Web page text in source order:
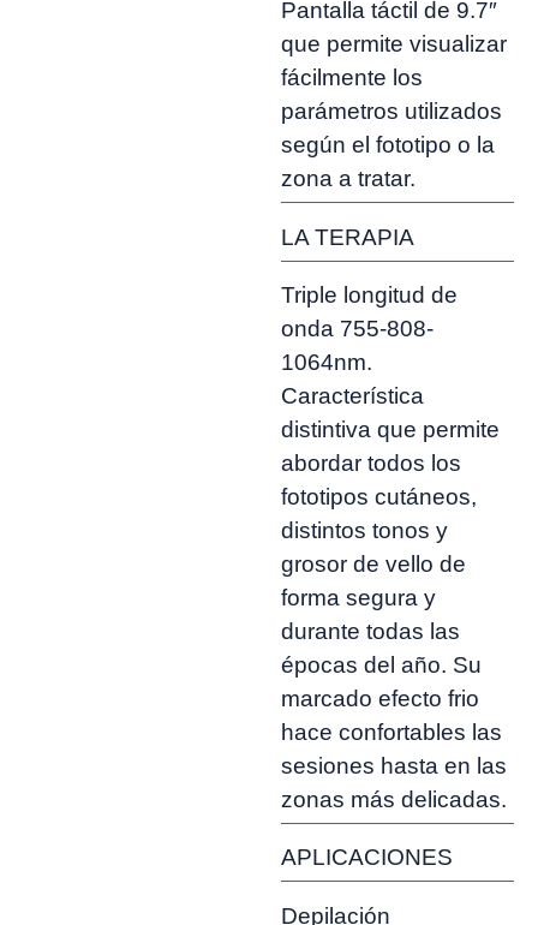
Pantalla táctil de 9.7″
que permite visualizar
fácilmente los
parámetros utilizados
según el fototipo o la
zona a tratar.
LA TERAPIA
Triple longitud de
onda 755-808-
1064nm.
Característica
distintiva que permite
abordar todos los
fototipos cutáneos,
distintos tonos y
grosor de vello de
forma segura y
durante todas las
épocas del año. Su
marcado efecto frio
hace confortables las
sesiones hasta en las
zonas más delicadas.
APLICACIONES
Depilación